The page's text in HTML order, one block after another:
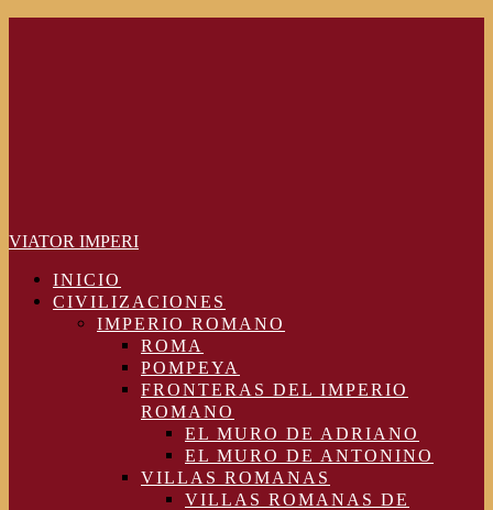
VIATOR IMPERI
INICIO
CIVILIZACIONES
IMPERIO ROMANO
ROMA
POMPEYA
FRONTERAS DEL IMPERIO
ROMANO
EL MURO DE ADRIANO
EL MURO DE ANTONINO
VILLAS ROMANAS
VILLAS ROMANAS DE